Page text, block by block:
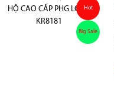
Hot
Big Sale